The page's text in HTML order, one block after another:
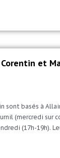
et
sont basés à
(mercredi sur
(17h-19h).